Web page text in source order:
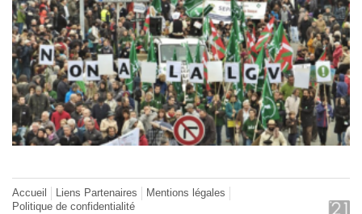
Accueil Liens Partenaires
Mentions légales
Politique de confidentialité